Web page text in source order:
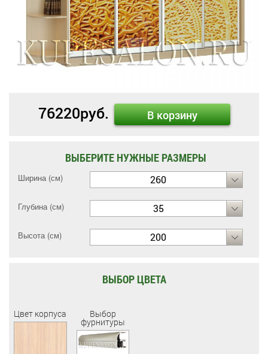
76220руб. В корзину
ВЫБЕРИТЕ НУЖНЫЕ РАЗМЕРЫ
Ширина (см) 260
Глубина (см) 35
Высота (см) 200
ВЫБОР ЦВЕТА
Цвет корпуса Выбор
фурнитуры